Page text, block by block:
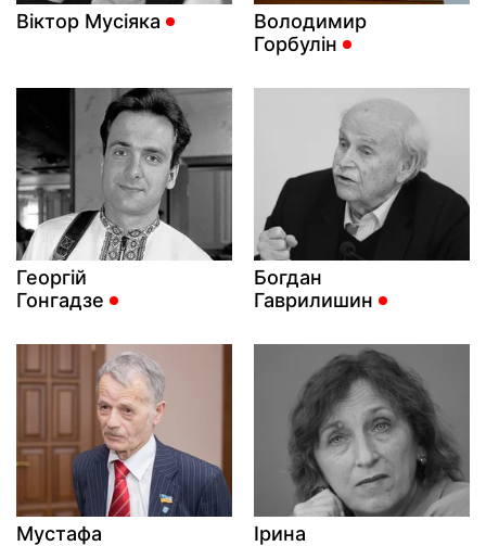
Віктор Мусіяка
Володимир
Горбулін
Георгій
Гонгадзе
Богдан
Гаврилишин
Мустафа
Ірина